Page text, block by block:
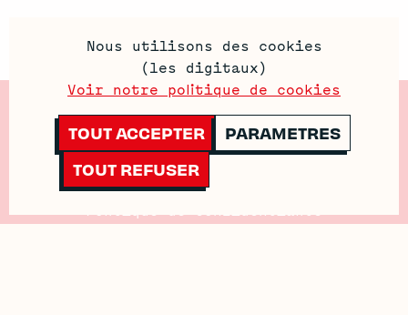
Nous utilisons des cookies
(les digitaux)
Voir notre politique de cookies
TOUT ACCEPTER
TOUT REFUSER
PARAMETRES
Contactez-Nous
Mentions Legales
Politique de Cookies